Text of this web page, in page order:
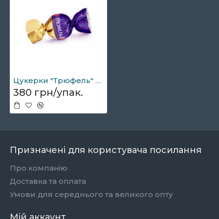
Цукерки "Трюфель" оригінальний 1кг
380 грн/упак.
Призначені для користувача посилання
Про компанію
Доставка та оплата
Умови для середнього та великого опту